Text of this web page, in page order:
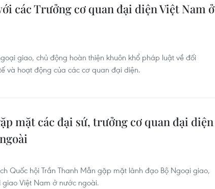
các Trưởng cơ quan đại diện Việt Nam ở
giao, chủ động hoàn thiện khuôn khổ pháp luật về đối
và hoạt động của các cơ quan đại diện.
mặt các đại sứ, trưởng cơ quan đại diện
Quốc hội Trần Thanh Mẫn gặp mặt lãnh đạo Bộ Ngoại giao,
Việt Nam ở nước ngoài.